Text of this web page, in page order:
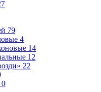
79
4
14
12
22
0